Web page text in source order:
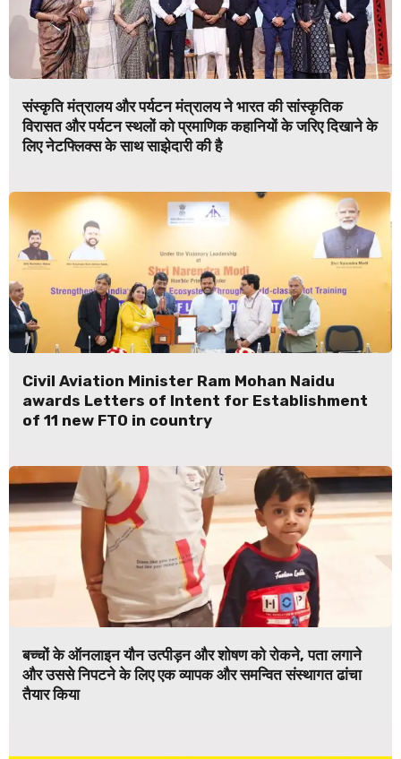
संस्कृति मंत्रालय और पर्यटन मंत्रालय ने भारत की सांस्कृतिक
विरासत और पर्यटन स्थलों को प्रमाणिक कहानियों के जरिए दिखाने के
लिए नेटफ्लिक्स के साथ साझेदारी की है
Civil Aviation Minister Ram Mohan Naidu
awards Letters of Intent for Establishment
of 11 new FTO in country
बच्चों के ऑनलाइन यौन उत्पीड़न और शोषण को रोकने, पता लगाने
और उससे निपटने के लिए एक व्यापक और समन्वित संस्थागत ढांचा
तैयार किया